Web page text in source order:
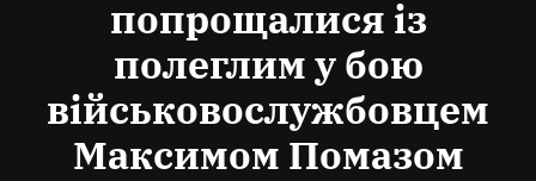
попрощалися із
полеглим у бою
військовослужбовцем
Максимом Помазом